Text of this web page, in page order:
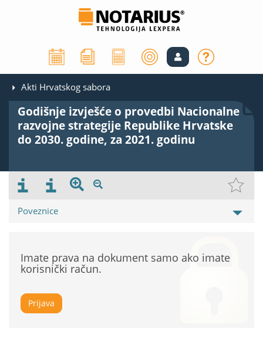
Akti Hrvatskog sabora
Godišnje izvješće o provedbi Nacionalne
razvojne strategije Republike Hrvatske
do 2030. godine, za 2021. godinu
Poveznice
Imate prava na dokument samo ako imate
korisnički račun.
Prijava